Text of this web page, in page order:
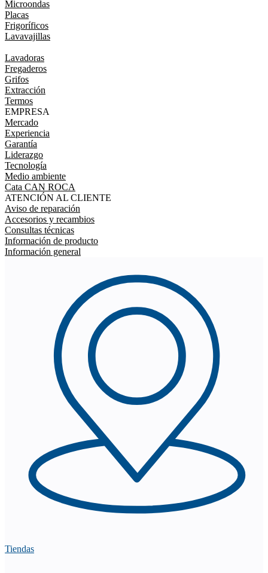
Microondas
Placas
Frigoríficos
Lavavajillas
Lavadoras
Fregaderos
Grifos
Extracción
Termos
EMPRESA
Mercado
Experiencia
Garantía
Liderazgo
Tecnología
Medio ambiente
Cata CAN ROCA
ATENCIÓN AL CLIENTE
Aviso de reparación
Accesorios y recambios
Consultas técnicas
Información de producto
Información general
Tiendas